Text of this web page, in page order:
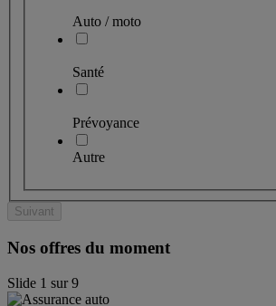
Auto / moto
Santé
Prévoyance
Autre
Suivant
Nos offres du moment
Slide 1 sur9